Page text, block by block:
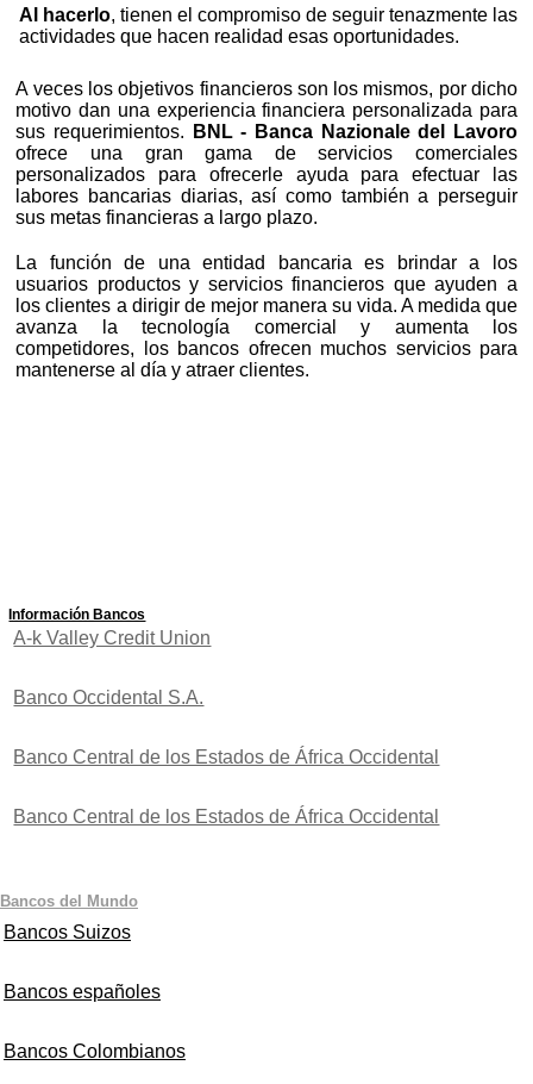
Al hacerlo, tienen el compromiso de seguir tenazmente las
actividades que hacen realidad esas oportunidades.
A veces los objetivos financieros son los mismos, por dicho
motivo dan una experiencia financiera personalizada para
sus requerimientos.
BNL - Banca Nazionale del Lavoro
ofrece una gran gama de servicios comerciales
personalizados para ofrecerle ayuda para efectuar las
labores bancarias diarias, así como también a perseguir
sus metas financieras a largo plazo.
La función de una entidad bancaria es brindar a los
usuarios productos y servicios financieros que ayuden a
los clientes a dirigir de mejor manera su vida. A medida que
avanza la tecnología comercial y aumenta los
competidores, los bancos ofrecen muchos servicios para
mantenerse al día y atraer clientes.
Información Bancos
A-k Valley Credit Union
Banco Occidental S.A.
Banco Central de los Estados de África Occidental
Banco Central de los Estados de África Occidental
Bancos del Mundo
Bancos Suizos
Bancos españoles
Bancos Colombianos